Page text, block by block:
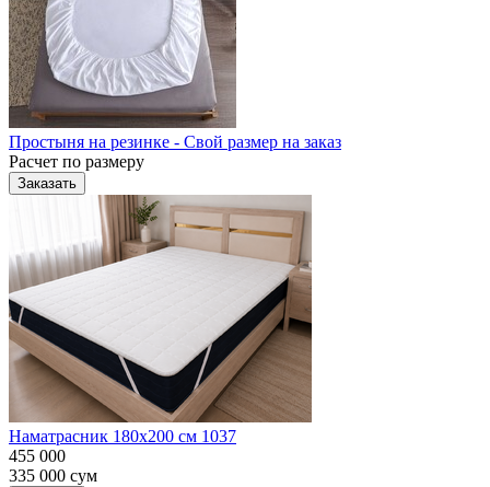
Простыня на резинке - Свой размер на заказ
Расчет по размеру
Заказать
Наматрасник 180х200 см 1037
455 000
335 000 сум